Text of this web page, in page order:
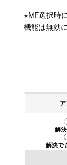
※MF選択時
機能は無効
解
解決で